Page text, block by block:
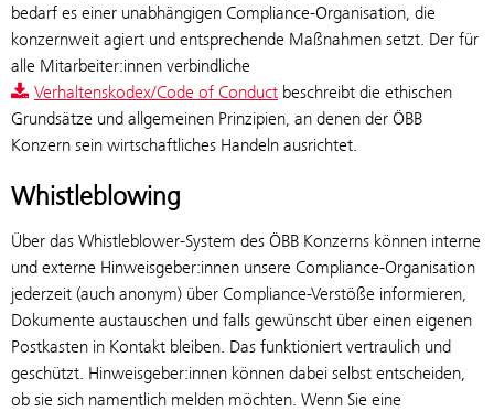
bedarf es einer unabhängigen Compliance-Organisation, die
konzernweit agiert und entsprechende Maßnahmen setzt. Der für
alle Mitarbeiter:innen verbindliche
Verhaltenskodex/Code of Conduct beschreibt die ethischen
Grundsätze und allgemeinen Prinzipien, an denen der ÖBB
Konzern sein wirtschaftliches Handeln ausrichtet.
Whistleblowing
Über das Whistleblower-System des ÖBB Konzerns können interne
und externe Hinweisgeber:innen unsere Compliance-Organisation
jederzeit (auch anonym) über Compliance-Verstöße informieren,
Dokumente austauschen und falls gewünscht über einen eigenen
Postkasten in Kontakt bleiben. Das funktioniert vertraulich und
geschützt. Hinweisgeber:innen können dabei selbst entscheiden,
ob sie sich namentlich melden möchten. Wenn Sie eine